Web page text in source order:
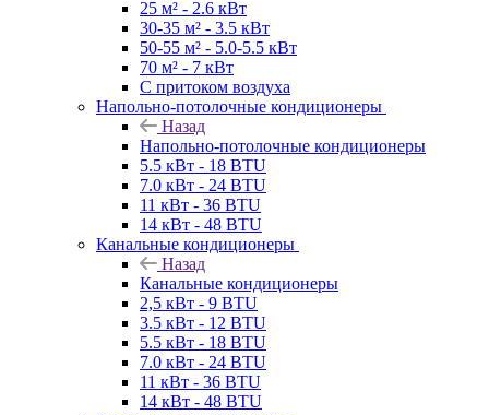
25 м² - 2.6 кВт
30-35 м² - 3.5 кВт
50-55 м² - 5.0-5.5 кВт
70 м² - 7 кВт
С притоком воздуха
Напольно-потолочные кондиционеры
Назад
Напольно-потолочные кондиционеры
5.5 кВт - 18 BTU
7.0 кВт - 24 BTU
11 кВт - 36 BTU
14 кВт - 48 BTU
Канальные кондиционеры
Назад
Канальные кондиционеры
2,5 кВт - 9 BTU
3.5 кВт - 12 BTU
5.5 кВт - 18 BTU
7.0 кВт - 24 BTU
11 кВт - 36 BTU
14 кВт - 48 BTU